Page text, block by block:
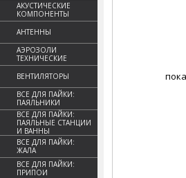
АКУСТИЧЕСКИЕ
КОМПОНЕНТЫ
АНТЕННЫ
АЭРОЗОЛИ
ТЕХНИЧЕСКИЕ
ВЕНТИЛЯТОРЫ
ВСЕ ДЛЯ ПАЙКИ:
ПАЯЛЬНИКИ
ВСЕ ДЛЯ ПАЙКИ:
ПАЯЛЬНЫЕ СТАНЦИИ
И ВАННЫ
ВСЕ ДЛЯ ПАЙКИ:
ЖАЛА
ВСЕ ДЛЯ ПАЙКИ:
ПРИПОИ